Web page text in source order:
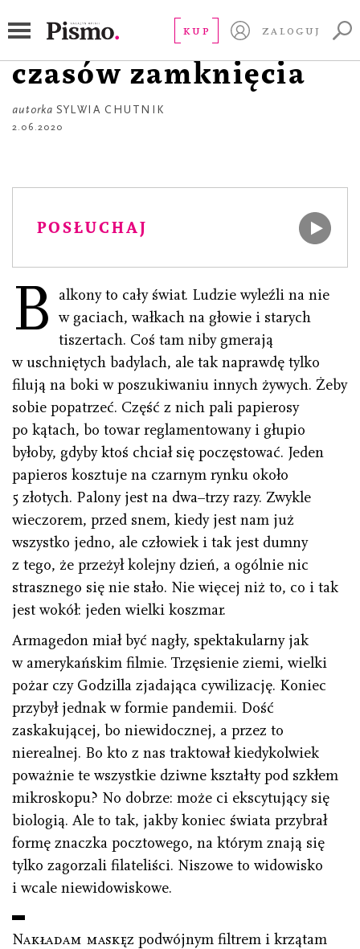
KUP ZALOGUJ
Pandemino. Dziennik
czasów zamknięcia
autorka SYLWIA CHUTNIK
2.06.2020
POSŁUCHAJ
B
alkony to cały świat. Ludzie wyleźli na nie
w gaciach, wałkach na głowie i starych
tiszertach. Coś tam niby gmerają
w uschniętych badylach, ale tak naprawdę tylko
filują na boki w poszukiwaniu innych żywych. Żeby
sobie popatrzeć. Część z nich pali papierosy
po kątach, bo towar reglamentowany i głupio
byłoby, gdyby ktoś chciał się poczęstować. Jeden
papieros kosztuje na czarnym rynku około
5 złotych. Palony jest na dwa–trzy razy. Zwykle
wieczorem, przed snem, kiedy jest nam już
wszystko jedno, ale człowiek i tak jest dumny
z tego, że przeżył kolejny dzień, a ogólnie nic
strasznego się nie stało. Nie więcej niż to, co i tak
jest wokół: jeden wielki koszmar.
Armagedon miał być nagły, spektakularny jak
w amerykańskim filmie. Trzęsienie ziemi, wielki
pożar czy Godzilla zjadająca cywilizację. Koniec
przybył jednak w formie pandemii. Dość
zaskakującej, bo niewidocznej, a przez to
nierealnej. Bo kto z nas traktował kiedykolwiek
poważnie te wszystkie dziwne kształty pod szkłem
mikroskopu? No dobrze: może ci ekscytujący się
biologią. Ale to tak, jakby koniec świata przybrał
formę znaczka pocztowego, na którym znają się
tylko zagorzali filateliści. Niszowe to widowisko
i wcale niewidowiskowe.
Nakładam maskęz podwójnym filtrem i krzątam